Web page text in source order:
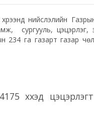
нийслэлийн
сургууль, цэцэрлэг,
га газарт газар
хүүхэд